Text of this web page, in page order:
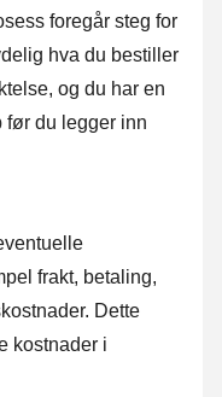
foregår steg for
hva du bestiller
og du har en
før du legger inn
frakt, betaling,
Dette
kostnader i